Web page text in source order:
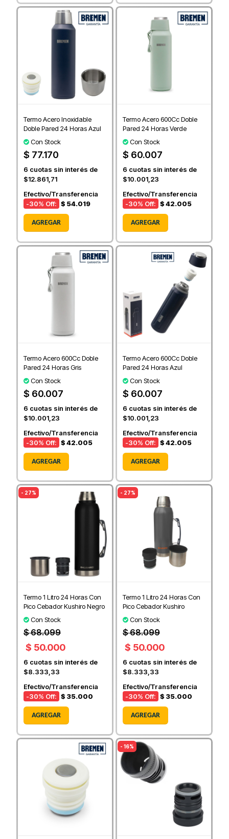
Termo Acero Inoxidable
Doble Pared 24 Horas Azul
Con Stock
$ 77.170
6 cuotas sin interés de
$12.861,71
Efectivo/Transferencia
-30% Off: $ 54.019
AGREGAR
Termo Acero 600Cc Doble
Pared 24 Horas Verde
Con Stock
$ 60.007
6 cuotas sin interés de
$10.001,23
Efectivo/Transferencia
-30% Off: $ 42.005
AGREGAR
Termo Acero 600Cc Doble
Pared 24 Horas Gris
Con Stock
$ 60.007
6 cuotas sin interés de
$10.001,23
Efectivo/Transferencia
-30% Off: $ 42.005
AGREGAR
Termo Acero 600Cc Doble
Pared 24 Horas Azul
Con Stock
$ 60.007
6 cuotas sin interés de
$10.001,23
Efectivo/Transferencia
-30% Off: $ 42.005
AGREGAR
- 27%
Termo 1 Litro 24 Horas Con
Pico Cebador Kushiro Negro
Con Stock
$ 68.099
$ 50.000
6 cuotas sin interés de
$8.333,33
Efectivo/Transferencia
-30% Off: $ 35.000
AGREGAR
- 27%
Termo 1 Litro 24 Horas Con
Pico Cebador Kushiro
Con Stock
$ 68.099
$ 50.000
6 cuotas sin interés de
$8.333,33
Efectivo/Transferencia
-30% Off: $ 35.000
AGREGAR
- 16%